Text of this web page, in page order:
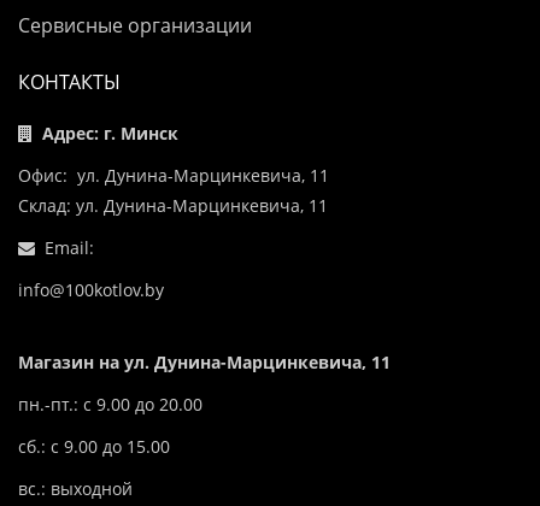
Сервисные организации
КОНТАКТЫ
Адрес: г. Минск
Офис: ул. Дунина-Марцинкевича, 11
Склад: ул. Дунина-Марцинкевича, 11
Email:
info@100kotlov.by
Магазин на ул. Дунина-Марцинкевича, 11
пн.-пт.: с 9.00 до 20.00
сб.: с 9.00 до 15.00
вс.: выходной